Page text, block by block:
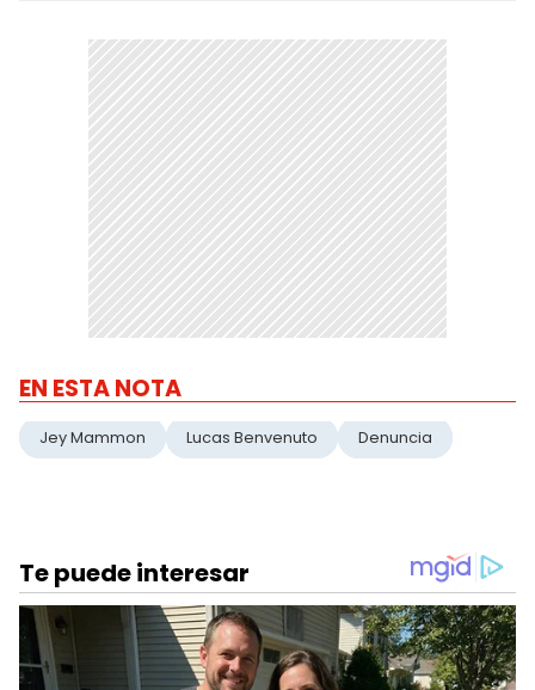
EN ESTA NOTA
Jey Mammon Lucas Benvenuto Denuncia